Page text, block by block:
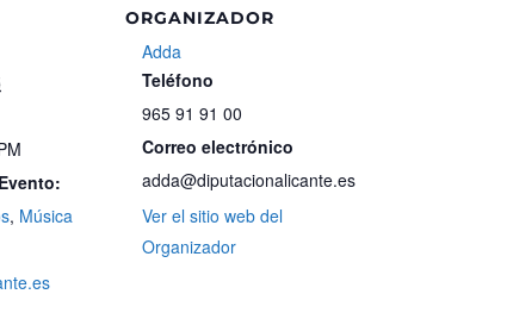
, Música
ORGANIZADOR
Adda
Teléfono
965 91 91 00
Correo electrónico
adda@diputacionalicante.es
Ver el sitio web del
Organizador